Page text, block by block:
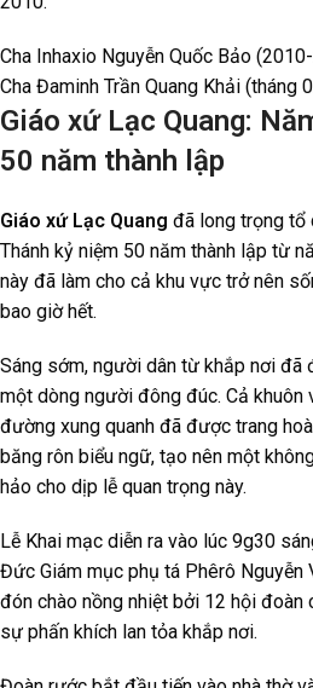
Cha Inhaxio Nguyễn Quốc Bảo
Cha Đaminh Trần Quang Khải (tháng
Giáo xứ Lạc Quang:
50 năm thành lập
Giáo xứ Lạc Quang đã long trọng tổ
Thánh kỷ niệm 50 năm thành lập từ
này đã làm cho cả khu vực trở nên
bao giờ hết.
Sáng sớm, người dân từ khắp nơi đã
một dòng người đông đúc. Cả khuôn
đường xung quanh đã được trang
băng rôn biểu ngữ, tạo nên một
hảo cho dịp lễ quan trọng này.
Lễ Khai mạc diễn ra vào lúc 9g30
Đức Giám mục phụ tá Phêrô Nguyễn
đón chào nồng nhiệt bởi 12 hội đoàn
sự phấn khích lan tỏa khắp nơi.